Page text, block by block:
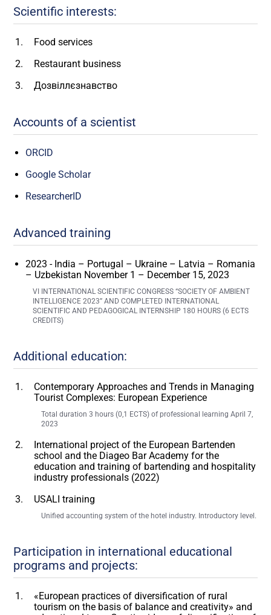
Scientific interests:
Food services
Restaurant business
Дозвіллєзнавство
Accounts of a scientist
ORCID
Google Scholar
ResearcherID
Advanced training
2023 - India – Portugal – Ukraine – Latvia – Romania
– Uzbekistan November 1 – December 15, 2023
VI INTERNATIONAL SCIENTIFIC CONGRESS “SOCIETY OF AMBIENT
INTELLIGENCE 2023” AND COMPLETED INTERNATIONAL
SCIENTIFIC AND PEDAGOGICAL INTERNSHIP 180 HOURS (6 ECTS
CREDITS)
Additional education:
Contemporary Approaches and Trends in Managing
Tourist Complexes: European Experience
Total duration 3 hours (0,1 ECTS) of professional learning April 7,
2023
International project of the European Bartenden
school and the Diageo Bar Academy for the
education and training of bartending and hospitality
industry professionals (2022)
USALI training
Unified accounting system of the hotel industry. Introductory level.
Participation in international educational
programs and projects:
«European practices of diversification of rural
tourism on the basis of balance and creativity» and